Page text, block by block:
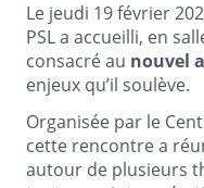
Le jeudi 19 février
PSL a accueilli, en
consacré au nouvel
enjeux qu’il soulève.
Organisée par le
cette rencontre a
autour de plusieurs